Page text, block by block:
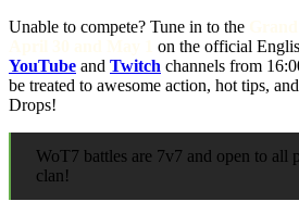
Unable to compete? Tune in to the
on the official
YouTube and Twitch channels from
be treated to awesome action, hot tips,
Drops!
WoT7 battles are 7v7 and open to
clan!